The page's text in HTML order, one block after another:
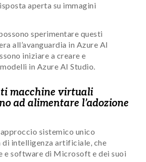
aperta su immagini
sperimentare questi
all’avanguardia in Azure AI
iniziare a creare e
in Azure AI Studio.
macchine virtuali
ad alimentare l’adozione
sistemico unico
di intelligenza artificiale, che
e software di Microsoft e dei suoi